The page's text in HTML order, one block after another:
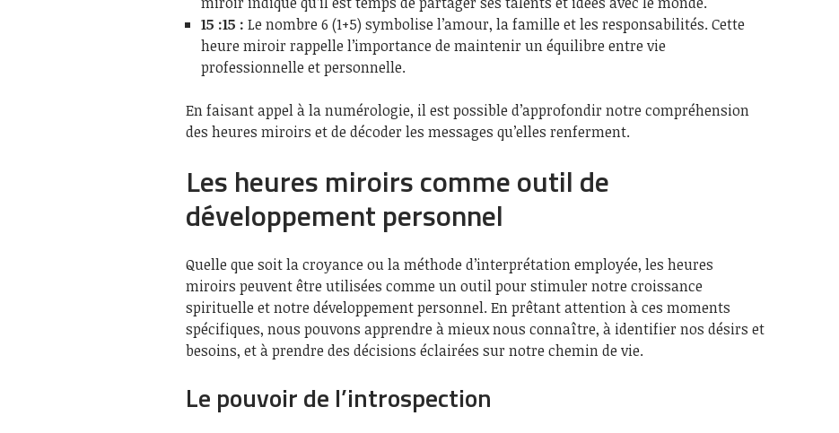
15 :15 : Le nombre 6 (1+5) symbolise l’amour, la famille et les responsabilités. Cette
heure miroir rappelle l’importance de maintenir un équilibre entre vie
professionnelle et personnelle.
En faisant appel à la numérologie, il est possible d’approfondir notre compréhension
des heures miroirs et de décoder les messages qu’elles renferment.
Les heures miroirs comme outil de
développement personnel
Quelle que soit la croyance ou la méthode d’interprétation employée, les heures
miroirs peuvent être utilisées comme un outil pour stimuler notre croissance
spirituelle et notre développement personnel. En prêtant attention à ces moments
spécifiques, nous pouvons apprendre à mieux nous connaître, à identifier nos désirs et
besoins, et à prendre des décisions éclairées sur notre chemin de vie.
Le pouvoir de l’introspection